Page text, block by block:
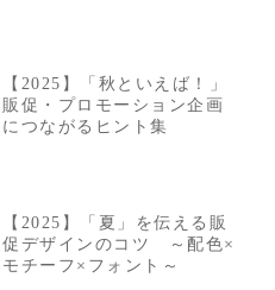
【2025】「秋といえば！」
販促・プロモーション企画
につながるヒント集
【2025】「夏」を伝える販
促デザインのコツ ～配色×
モチーフ×フォント～